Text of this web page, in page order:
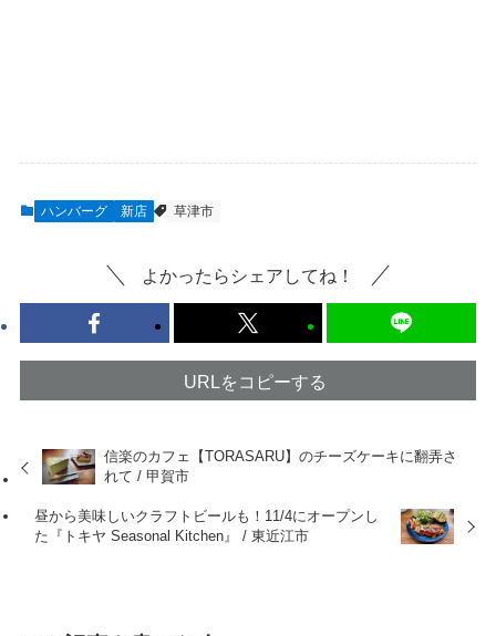
ハンバーグ 新店 草津市
よかったらシェアしてね！
URLをコピーする
信楽のカフェ【TORASARU】のチーズケーキに翻弄さ
れて / 甲賀市
昼から美味しいクラフトビールも！11/4にオープンし
た『トキヤ Seasonal Kitchen』 / 東近江市